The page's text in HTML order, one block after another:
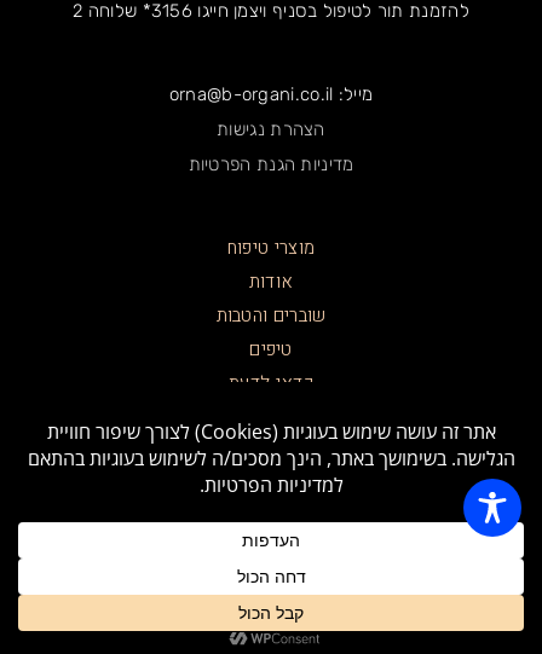
בואו להכיר אותנו
מוצרי טיפוח
אודות
שוברים והטבות
טיפים
כדאי לדעת
צרו קשר
תקנון האתר
מייל: orna@b-organi.co.il
הצהרת נגישות
מדיניות הגנת הפרטיות
להזמנת תור לטיפול בסניף ויצמן חייגו 3156* שלוחה 2